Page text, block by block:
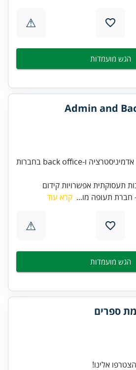
⚠
הגש מועמדות
Admin and
✨ דרושים/ות לתפקידי אדמיניסטרציה ו-back office בחברות
תעסוקתית אפשרויות קידום
חברת תעופה מו... קרא עוד
⚠
הגש מועמדות
ספרים